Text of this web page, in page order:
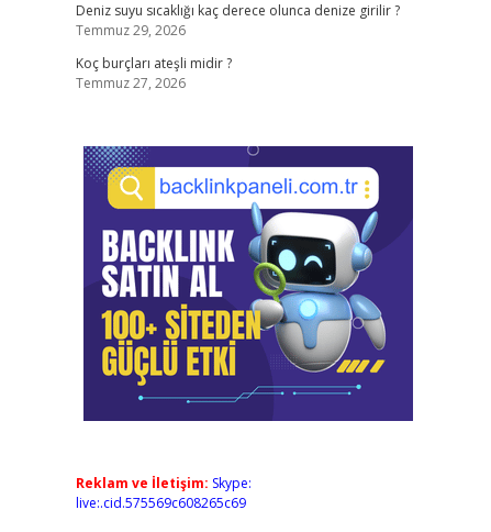
Deniz suyu sıcaklığı kaç derece olunca denize girilir ?
Temmuz 29, 2026
Koç burçları ateşli midir ?
Temmuz 27, 2026
Reklam ve İletişim: Skype:
live:.cid.575569c608265c69